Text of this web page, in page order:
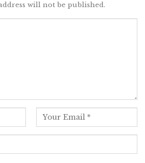
will not be published.